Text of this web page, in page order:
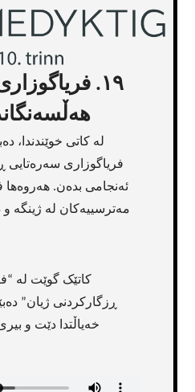
١٩.
لە کاتی خوێندندا،
فریاگوزاری سەرەتایی
ئەنجامی بدەن. هەروەها
مەترسییەکان لە ژینگە و
کاتێک گوێت لە
ڕزگارکردنی ژیان”
خەیاڵتدا دێت و